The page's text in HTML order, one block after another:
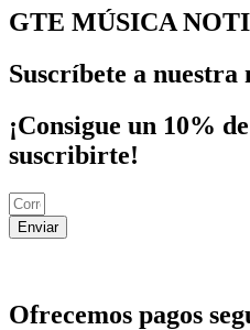
GTE MÚSICA
Suscríbete a nuestra
¡Consigue un 10%
suscribirte!
Enviar
Ofrecemos pagos